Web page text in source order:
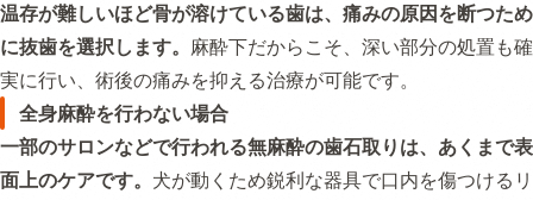
温存が難しいほど骨が溶けている歯は、痛みの原因を断つため
に抜歯を選択します。 麻酔下だからこそ、深い部分の処置も確
実に行い、術後の痛みを抑える治療が可能です。
全身麻酔を行わない場合
一部のサロンなどで行われる無麻酔の歯石取りは、あくまで表
面上のケアです。 犬が動くため鋭利な器具で口内を傷つけるリ